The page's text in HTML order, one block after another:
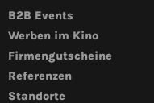
B2B Events
Werben im Kino
Firmengutscheine
Referenzen
Standorte